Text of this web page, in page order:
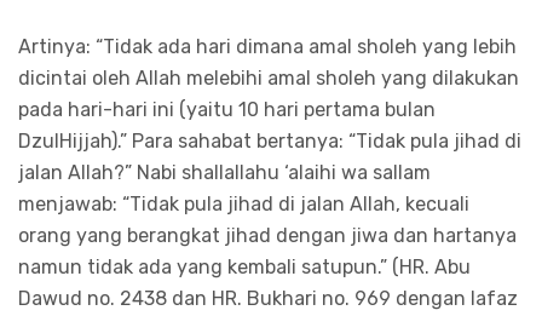
Artinya: “Tidak ada hari dimana amal sholeh yang lebih
dicintai oleh Allah melebihi amal sholeh yang dilakukan
pada hari-hari ini (yaitu 10 hari pertama bulan
DzulHijjah).” Para sahabat bertanya: “Tidak pula jihad di
jalan Allah?” Nabi shallallahu ‘alaihi wa sallam
menjawab: “Tidak pula jihad di jalan Allah, kecuali
orang yang berangkat jihad dengan jiwa dan hartanya
namun tidak ada yang kembali satupun.” (HR. Abu
Dawud no. 2438 dan HR. Bukhari no. 969 dengan lafaz